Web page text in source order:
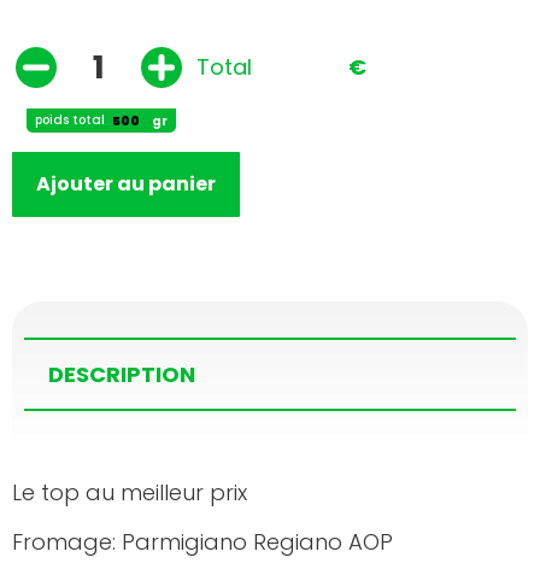
poids total gr
Total €
Ajouter au panier
DESCRIPTION
Le top au meilleur prix
Fromage: Parmigiano Regiano AOP